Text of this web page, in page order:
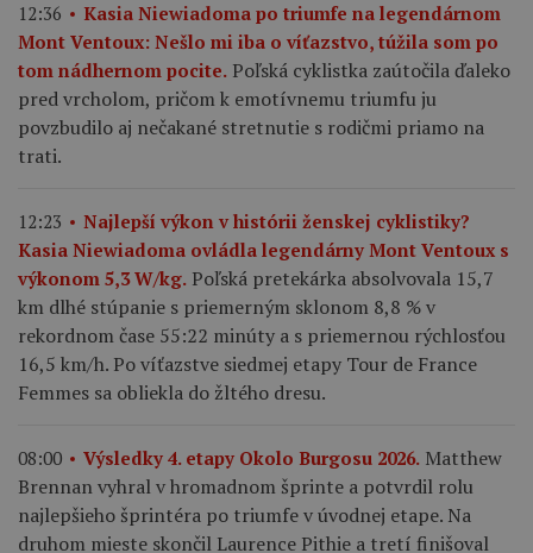
12:36
Kasia Niewiadoma po triumfe na legendárnom
Mont Ventoux: Nešlo mi iba o víťazstvo, túžila som po
tom nádhernom pocite. Poľská cyklistka zaútočila ďaleko
pred vrcholom, pričom k emotívnemu triumfu ju
povzbudilo aj nečakané stretnutie s rodičmi priamo na
trati.
12:23
Najlepší výkon v histórii ženskej cyklistiky?
Kasia Niewiadoma ovládla legendárny Mont Ventoux s
výkonom 5,3 W/kg. Poľská pretekárka absolvovala 15,7
km dlhé stúpanie s priemerným sklonom 8,8 % v
rekordnom čase 55:22 minúty a s priemernou rýchlosťou
16,5 km/h. Po víťazstve siedmej etapy Tour de France
Femmes sa obliekla do žltého dresu.
08:00 Výsledky 4. etapy Okolo Burgosu 2026. Matthew
Brennan vyhral v hromadnom šprinte a potvrdil rolu
najlepšieho šprintéra po triumfe v úvodnej etape. Na
druhom mieste skončil Laurence Pithie a tretí finišoval